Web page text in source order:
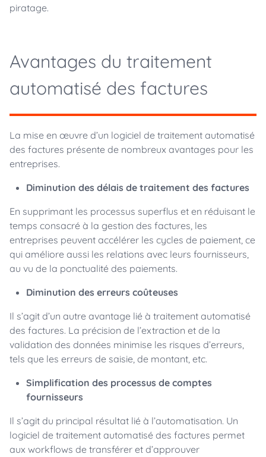
piratage.
Avantages du traitement
automatisé des factures
La mise en œuvre d’un logiciel de traitement automatisé
des factures présente de nombreux avantages pour les
entreprises.
Diminution des délais de traitement des factures
En supprimant les processus superflus et en réduisant le
temps consacré à la gestion des factures, les
entreprises peuvent accélérer les cycles de paiement, ce
qui améliore aussi les relations avec leurs fournisseurs,
au vu de la ponctualité des paiements.
Diminution des erreurs coûteuses
Il s’agit d’un autre avantage lié à traitement automatisé
des factures. La précision de l’extraction et de la
validation des données minimise les risques d’erreurs,
tels que les erreurs de saisie, de montant, etc.
Simplification des processus de comptes
fournisseurs
Il s’agit du principal résultat lié à l’automatisation. Un
logiciel de traitement automatisé des factures permet
aux workflows de transférer et d’approuver